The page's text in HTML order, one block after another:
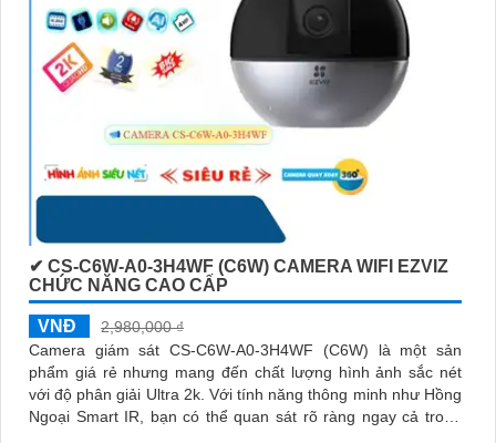
✔ CS-C6W-A0-3H4WF (C6W) CAMERA WIFI EZVIZ
CHỨC NĂNG CAO CẤP
VNĐ
2,980,000 ₫
Camera giám sát CS-C6W-A0-3H4WF (C6W) là một sản
phẩm giá rẻ nhưng mang đến chất lượng hình ảnh sắc nét
với độ phân giải Ultra 2k. Với tính năng thông minh như Hồng
Ngoại Smart IR, bạn có thể quan sát rõ ràng ngay cả trong